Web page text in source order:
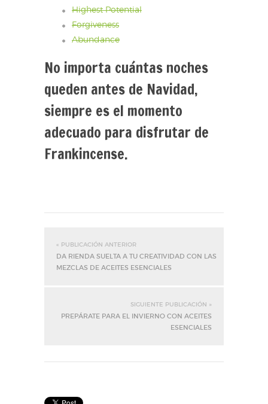
Highest Potential
Forgiveness
Abundance
No importa cuántas noches
queden antes de Navidad,
siempre es el momento
adecuado para disfrutar de
Frankincense.
« PUBLICACIÓN ANTERIOR
DA RIENDA SUELTA A TU CREATIVIDAD CON LAS
MEZCLAS DE ACEITES ESENCIALES
SIGUIENTE PUBLICACIÓN »
PREPÁRATE PARA EL INVIERNO CON ACEITES
ESENCIALES